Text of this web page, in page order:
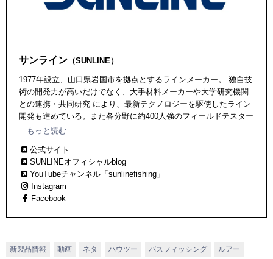
サンライン （SUNLINE）
1977年設立、山口県岩国市を拠点とするラインメーカー。 独自技
術の開発力が高いだけでなく、大手材料メーカーや大学研究機関
との連携・共同研究 により、最新テクノロジーを駆使したライン
開発も進めている。また各分野に約400人強のフィールドテスター
がおり、現場からのフィードバックも豊富。 最新テクノロジーが
らぶな、渓流など）のラインを続々と輩出中！
…もっと読む
公式サイト
SUNLINEオフィシャルblog
YouTubeチャンネル「sunlinefishing」
Instagram
Facebook
新製品情報 動画 ネタ ハウツー バスフィッシング ルアー